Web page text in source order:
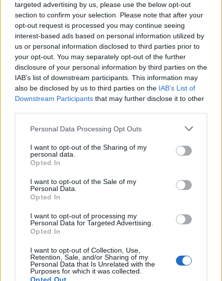
targeted advertising by us, please use the below opt-out
section to confirm your selection. Please note that after your
opt-out request is processed you may continue seeing
interest-based ads based on personal information utilized by
us or personal information disclosed to third parties prior to
your opt-out. You may separately opt-out of the further
disclosure of your personal information by third parties on the
IAB’s list of downstream participants. This information may
also be disclosed by us to third parties on the IAB’s List of
Downstream Participants that may further disclose it to other
Please note that this website/app uses one or more Google
not limited to your visit or usage behaviour. You may click to
grant or deny consent to Google and its third-party tags to
use your data for below specified purposes in below Google
consent section.
Personal Data Processing Opt Outs
I want to opt-out of the Sharing of my
personal data.
Opted In
I want to opt-out of the Sale of my
Personal Data.
Opted In
I want to opt-out of processing my
Personal Data for Targeted Advertising.
Opted In
I want to opt-out of Collection, Use,
Retention, Sale, and/or Sharing of my
Personal Data that Is Unrelated with the
Purposes for which it was collected.
Indulhat a Honvéd tér megújításának tervezése, ahol a
klímatudatos gondolkodás és a helyi identitás erősítése kerül a
középpontba.
Történelmi táj, amelynek minden köve
mesél – megújul a tatai Angolkert
Másfélszeresére bővítik
Hódmezővásárhely jó hírű református